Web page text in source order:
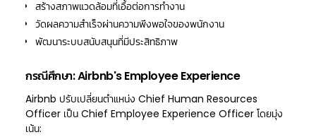
สร้างสภาพแวดล้อมที่เอื้อต่อการทำงาน
วัดผลความสำเร็จผ่านความพึงพอใจของพนักงาน
พัฒนาระบบสนับสนุนที่มีประสิทธิภาพ
กรณีศึกษา: Airbnb's Employee Experience
Airbnb ปรับเปลี่ยนตำแหน่ง Chief Human Resources
Officer เป็น Chief Employee Experience Officer โดยมุ่ง
เน้น: